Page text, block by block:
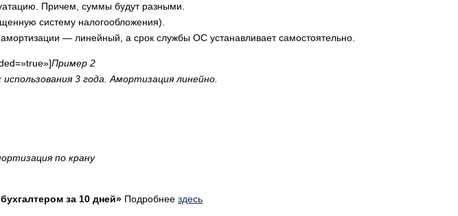
Причем, суммы будут разными.
систему налогообложения).
— линейный, а срок службы ОС устанавливает самостоятельно.
Пример 2
3 года. Амортизация линейно.
по крану
за 10 дней» Подробнее здесь